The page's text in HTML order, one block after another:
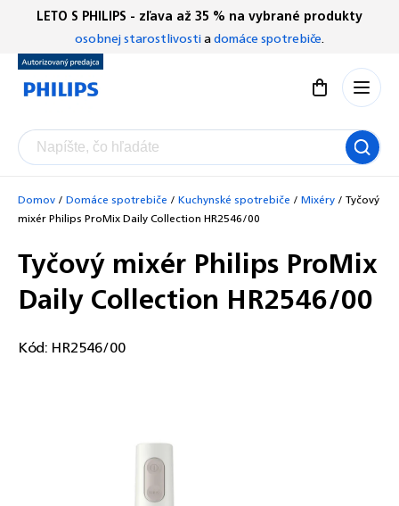
Prejsť
obsah
LETO S PHILIPS - zľava až 35 % na vybrané produkty
osobnej starostlivostiadomáce spotrebiče.
Nákupný
Domov/Domáce spotrebiče /Kuchynské spotrebiče /Mixéry/Tyčový
mixér Philips ProMix Daily Collection HR2546/00
Tyčový mixér Philips ProMix
Daily Collection HR2546/00
Kód: HR2546/00
Chatbot Filip
Autorizovaný predajce